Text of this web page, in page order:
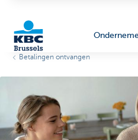
Betalingen ontvangen